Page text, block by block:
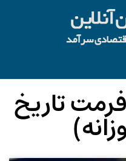
1404 (فرمت تاریخ